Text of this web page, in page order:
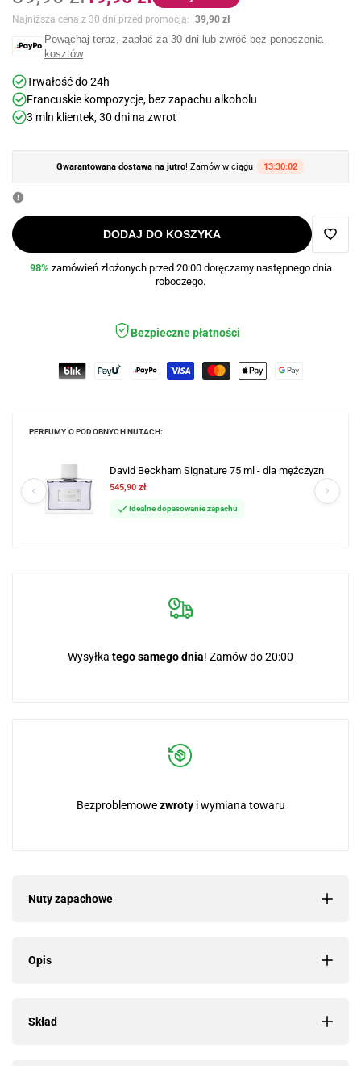
regularnapromocyjna
Najniższa cena z 30 dni przed promocją: 39,90 zł
Powąchaj teraz, zapłać za 30 dni lub zwróć bez ponoszenia
kosztów
Trwałość do 24h
Francuskie kompozycje, bez zapachu alkoholu
3 mln klientek, 30 dni na zwrot
Gwarantowana dostawa na jutro! Zamów w ciągu 13:30:01
DODAJ DO KOSZYKA
Dodaj
98% zamówień złożonych przed 20:00 doręczamy następnego dnia
roboczego.
Bezpieczne płatności
PERFUMY O PODOBNYCH NUTACH:
David Beckham Signature 75 ml - dla mężczyzn
545,90 zł
Idealne dopasowanie zapachu
Wysyłka tego samego dnia! Zamów do 20:00
Bezproblemowezwrotyi wymiana towaru
Nuty zapachowe
Opis
Skład